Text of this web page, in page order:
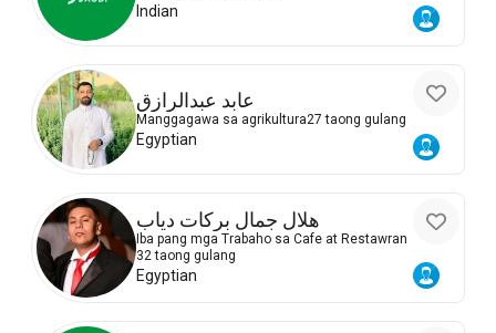
Indian
عابد عبدالرازق
Manggagawa sa agrikultura27 taong gulang
Egyptian
هلال جمال بركات دياب
Iba pang mga Trabaho sa Cafe at Restawran
32 taong gulang
Egyptian